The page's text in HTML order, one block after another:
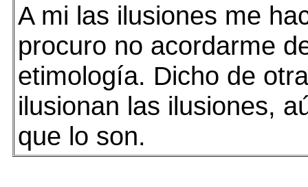
A mi las ilusiones me
procuro no acordarme
etimología. Dicho de
ilusionan las ilusiones,
que lo son.